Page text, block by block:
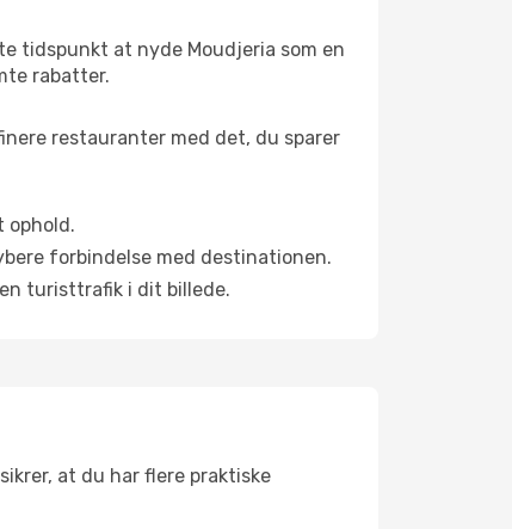
tidspunkt at nyde Moudjeria som en
rabatter.
restauranter med det, du sparer
ophold.
forbindelse med destinationen.
turisttrafik i dit billede.
at du har flere praktiske